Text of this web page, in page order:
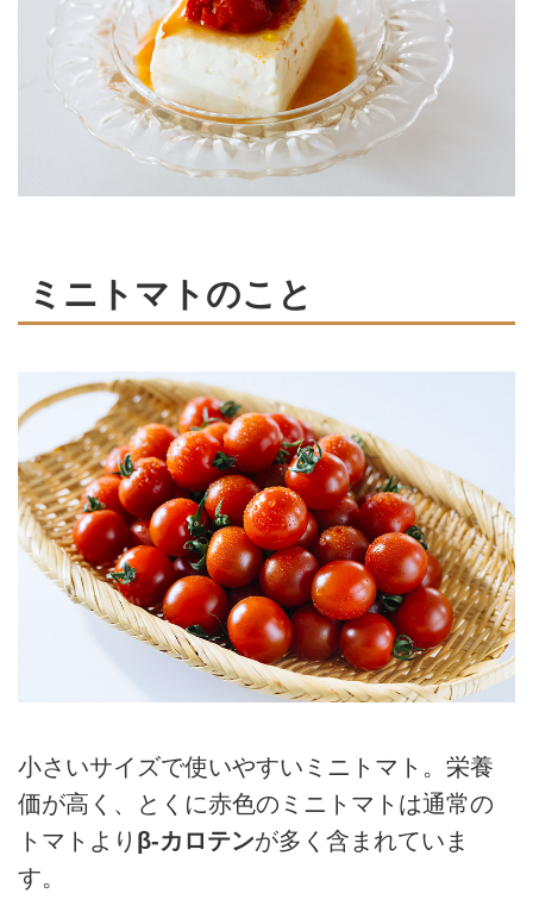
ミニトマトのこと
小さいサイズで使いやすいミニトマト。栄養
価が高く、とくに赤色のミニトマトは通常の
トマトより β-カロテンが多く含まれていま
す。